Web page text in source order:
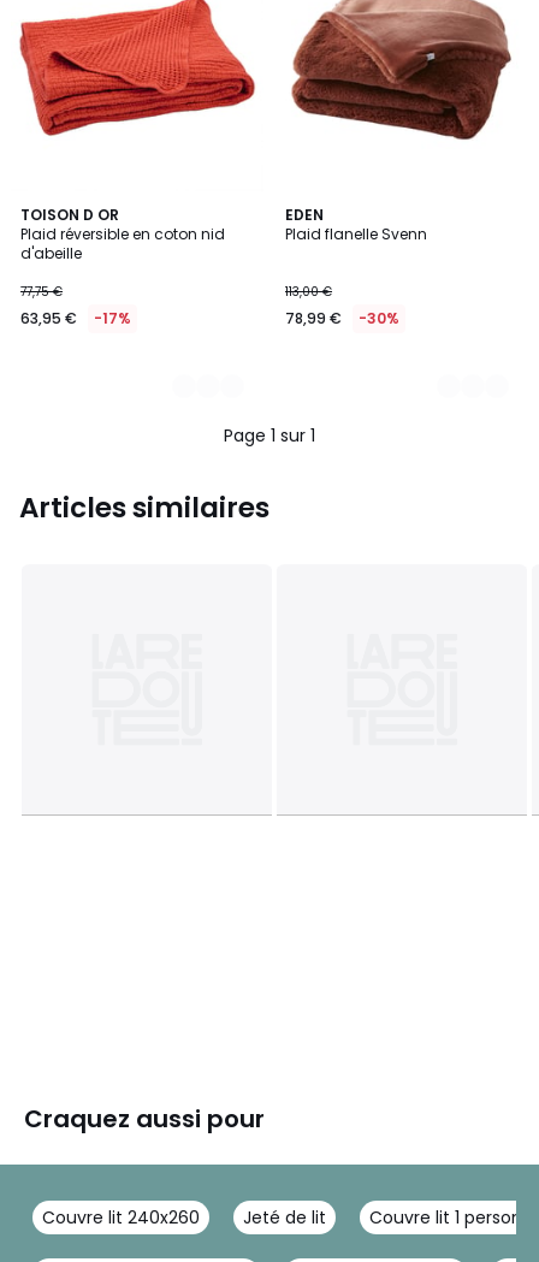
TOISON D OR
Plaid réversible en coton nid
d'abeille
77,75 €
63,95 € -17%
3
Couleurs
EDEN
Plaid flanelle Svenn
113,00 €
78,99 € -30%
3
Couleurs
Page 1 sur 1
Articles similaires
Craquez aussi pour
Couvre lit 240x260 Jeté de lit Couvre lit 1